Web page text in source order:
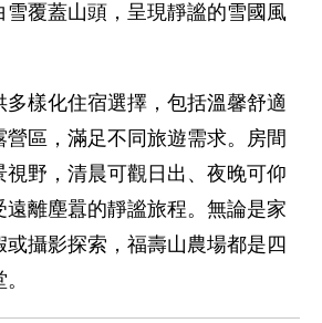
雪覆蓋山頭，呈現靜謐的雪國風
樣化住宿選擇，包括溫馨舒適
營區，滿足不同旅遊需求。房間
視野，清晨可觀日出、夜晚可仰
遠離塵囂的靜謐旅程。無論是家
攝影探索，福壽山農場都是四